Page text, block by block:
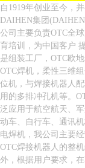
自1919年创业至今，
DAIHEN集团
公司主要负责OTC全
育培训，为中国客户
是组装工厂，OTC欧
OTC焊机，柔性三维
位机，与焊接机器人
用的多排冲孔机等。
泛应用于航空航天、
动车、自行车、通讯
电焊机，我公司主要
OTC焊接机器人的整
外，根据用户要求，